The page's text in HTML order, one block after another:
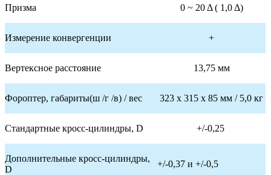
Призма 0 ~ 20 Δ ( 1,0 Δ)
Измерение конвергенции +
Вертексное расстояние 13,75 мм
Фороптер, габариты(ш /г /в) / вес 323 x 315 x 85 мм / 5,0 кг
Стандартные кросс-цилиндры, D +/-0,25
Дополнительные кросс-цилиндры,
D
+/-0,37 и +/-0,5